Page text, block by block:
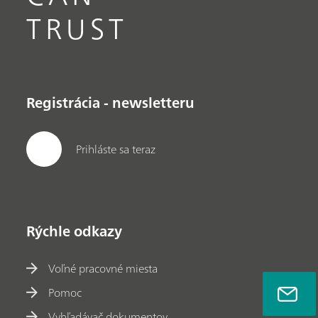
TRUST
Registrácia - newsletteru
Prihláste sa teraz
Rýchle odkazy
Voľné pracovné miesta
Pomoc